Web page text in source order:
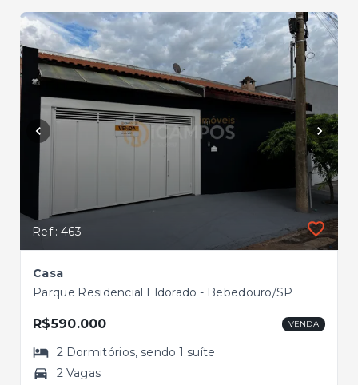
Ref.: 463
Casa
Parque Residencial Eldorado - Bebedouro/SP
R$590.000 VENDA
2 Dormitórios, sendo1 suíte
2 Vagas